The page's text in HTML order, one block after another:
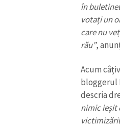
în
votați un
care nu
rău”,
Acum
bloggerul
descria
nimic ieșit